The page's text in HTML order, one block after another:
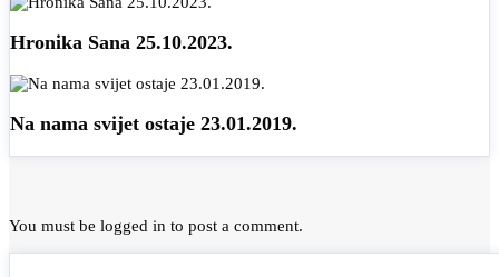
Hronika Sana 25.10.2023.
Na nama svijet ostaje 23.01.2019.
You must be logged in to post a comment.